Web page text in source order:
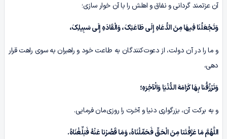
آن عزتمند گردانی و نفاق و اهلش را با آن خوار سازی؛
وَتَجْعَلُنَا فِیهَا مِنَ الدُّعَاهِ إِلَى طَاعَتِکَ، وَالْقَادَهِ إِلَى سَبِیلِکَ،
و ما را در آن دولت، از دعوت‌کنندگان به طاعت خود و راهبران به سوی راهت قرار
دهی،
وَتَرْزُقُنا بِهَا کَرَامَهَ الدُّنْیَا وَالْآخِرَهِ؛
و به برکت آن، بزرگواری دنیا و آخرت را روزی‌مان فرمایی.
اللّٰهُمَّ مَا عَرَّفْتَنا مِنَ الْحَقِّ فَحَمِّلْنَاهُ، وَمَا قَصُرْنا عَنْهُ فَبَلِّغْنَاهُ.